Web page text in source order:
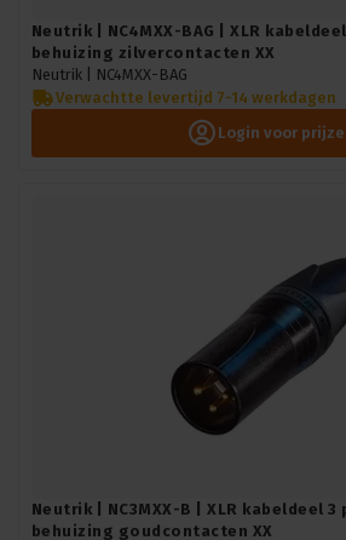
Neutrik | NC4MXX-BAG | XLR
behuizing zilvercontacten XX
Neutrik |
NC4MXX-BAG
Verwachtte levertijd 7-14 werkdagen
Login voor
Neutrik | NC3MXX-B | XLR kabeldeel
behuizing goudcontacten XX